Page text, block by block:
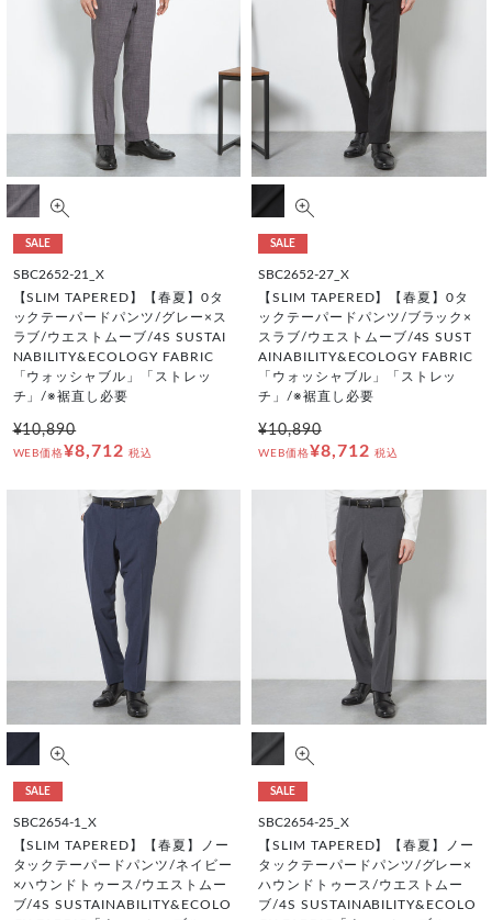
SALE
SBC2652-21_X
【SLIM TAPERED】【春夏】0タ
ックテーパードパンツ/グレー×ス
ラブ/ウエストムーブ/4S SUSTAI
NABILITY&ECOLOGY FABRIC
「ウォッシャブル」「ストレッ
チ」/※裾直し必要
¥10,890
WEB価格¥8,712 税込
SALE
SBC2652-27_X
【SLIM TAPERED】【春夏】0タ
ックテーパードパンツ/ブラック×
スラブ/ウエストムーブ/4S SUST
AINABILITY&ECOLOGY FABRIC
「ウォッシャブル」「ストレッ
チ」/※裾直し必要
¥10,890
WEB価格¥8,712 税込
SALE
SBC2654-1_X
【SLIM TAPERED】【春夏】ノー
タックテーパードパンツ/ネイビー
×ハウンドトゥース/ウエストムー
ブ/4S SUSTAINABILITY&ECOLO
SALE
SBC2654-25_X
【SLIM TAPERED】【春夏】ノー
タックテーパードパンツ/グレー×
ハウンドトゥース/ウエストムー
ブ/4S SUSTAINABILITY&ECOLO